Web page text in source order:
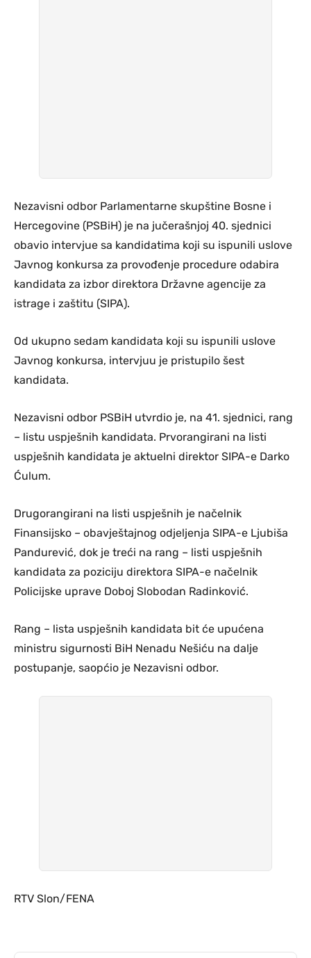
Nezavisni odbor Parlamentarne skupštine Bosne i
Hercegovine (PSBiH) je na jučerašnjoj 40. sjednici
obavio intervjue sa kandidatima koji su ispunili uslove
Javnog konkursa za provođenje procedure odabira
kandidata za izbor direktora Državne agencije za
istrage i zaštitu (SIPA).
Od ukupno sedam kandidata koji su ispunili uslove
Javnog konkursa, intervjuu je pristupilo šest
kandidata.
Nezavisni odbor PSBiH utvrdio je, na 41. sjednici, rang
– listu uspješnih kandidata. Prvorangirani na listi
uspješnih kandidata je aktuelni direktor SIPA-e Darko
Ćulum.
Drugorangirani na listi uspješnih je načelnik
Finansijsko – obavještajnog odjeljenja SIPA-e Ljubiša
Pandurević, dok je treći na rang – listi uspješnih
kandidata za poziciju direktora SIPA-e načelnik
Policijske uprave Doboj Slobodan Radinković.
Rang – lista uspješnih kandidata bit će upućena
ministru sigurnosti BiH Nenadu Nešiću na dalje
postupanje, saopćio je Nezavisni odbor.
RTV Slon/FENA